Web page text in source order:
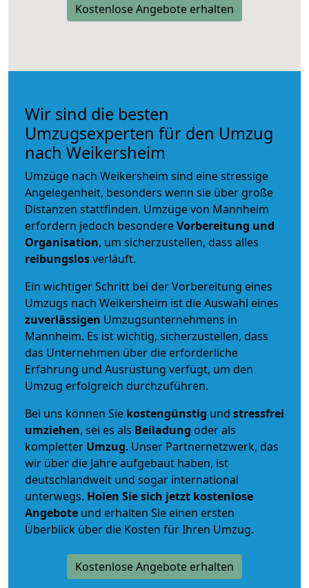
Kostenlose Angebote erhalten
Wir sind die besten
Umzugsexperten für den Umzug
nach Weikersheim
Umzüge nach Weikersheim sind eine stressige
Angelegenheit, besonders wenn sie über große
Distanzen stattfinden. Umzüge von Mannheim
erfordern jedoch besondereVorbereitung und
Organisation, um sicherzustellen, dass alles
reibungslosverläuft.
Ein wichtiger Schritt bei der Vorbereitung eines
Umzugs nach Weikersheim ist die Auswahl eines
zuverlässigen Umzugsunternehmens in
Mannheim. Es ist wichtig, sicherzustellen, dass
das Unternehmen über die erforderliche
Erfahrung und Ausrüstung verfügt, um den
Umzug erfolgreich durchzuführen.
Bei uns können Sie kostengünstig und stressfrei
umziehen, sei es als Beiladung oder als
kompletter Umzug. Unser Partnernetzwerk, das
wir über die Jahre aufgebaut haben, ist
deutschlandweit und sogar international
unterwegs. Holen Sie sich jetzt kostenlose
Angebote und erhalten Sie einen ersten
Überblick über die Kosten für Ihren Umzug.
Kostenlose Angebote erhalten